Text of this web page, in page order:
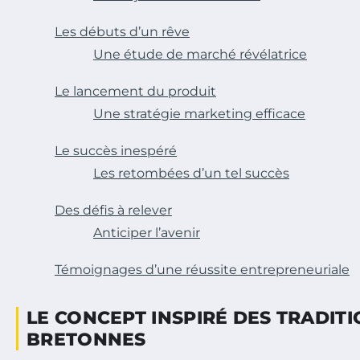
Les débuts d’un rêve
Une étude de marché révélatrice
Le lancement du produit
Une stratégie marketing efficace
Le succès inespéré
Les retombées d’un tel succès
Des défis à relever
Anticiper l’avenir
Témoignages d’une réussite entrepreneuriale
LE CONCEPT INSPIRÉ DES
BRETONNES